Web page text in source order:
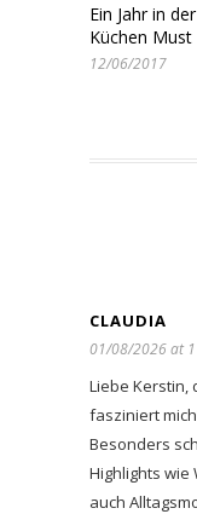
Ein Jahr in
Küchen Must
12/06/2017
CLAUDIA
01/08/2026 at
Liebe Kerstin,
fasziniert
Besonders
Highlights
auch